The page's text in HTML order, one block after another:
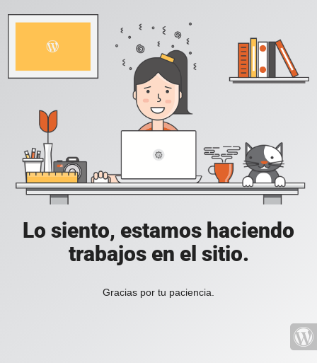
Lo siento, estamos haciendo
trabajos en el sitio.
Gracias por tu paciencia.